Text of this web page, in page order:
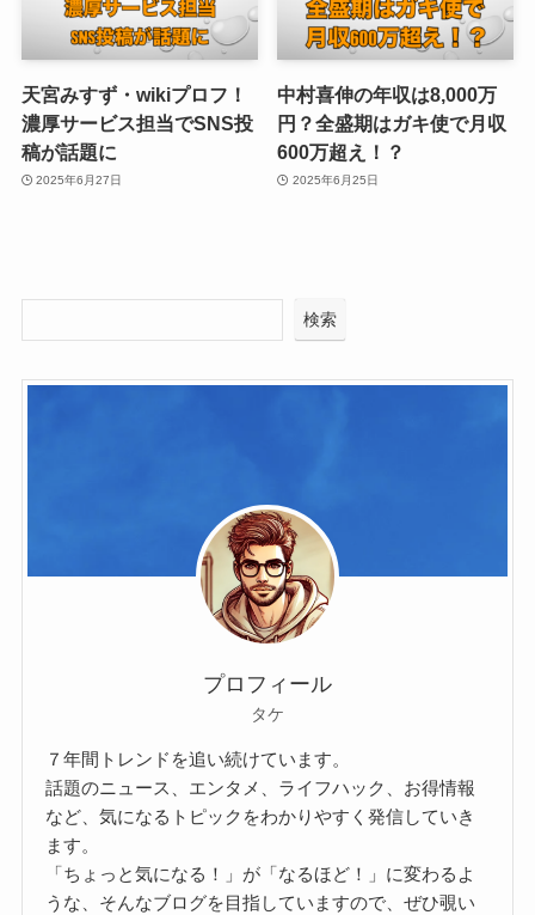
天宮みすず・wikiプロフ！
濃厚サービス担当でSNS投
稿が話題に
2025年6月27日
中村喜伸の年収は8,000万
円？全盛期はガキ使で月収
600万超え！？
2025年6月25日
検索
プロフィール
タケ
７年間トレンドを追い続けています。
話題のニュース、エンタメ、ライフハック、お得情報
など、気になるトピックをわかりやすく発信していき
ます。
「ちょっと気になる！」が「なるほど！」に変わるよ
うな、そんなブログを目指していますので、ぜひ覗い